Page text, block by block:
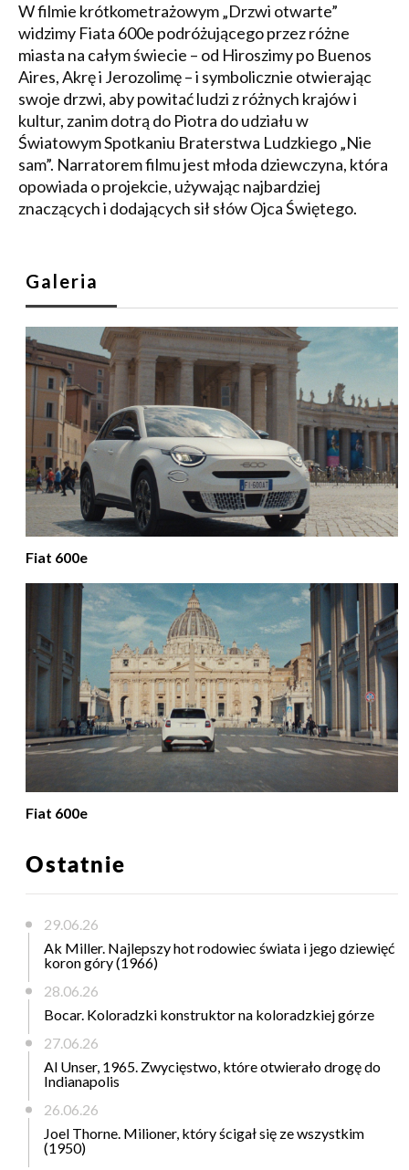
W filmie krótkometrażowym „Drzwi otwarte”
widzimy Fiata 600e podróżującego przez różne
miasta na całym świecie – od Hiroszimy po Buenos
Aires, Akrę i Jerozolimę – i symbolicznie otwierając
swoje drzwi, aby powitać ludzi z różnych krajów i
kultur, zanim dotrą do Piotra do udziału w
Światowym Spotkaniu Braterstwa Ludzkiego „Nie
sam”. Narratorem filmu jest młoda dziewczyna, która
opowiada o projekcie, używając najbardziej
znaczących i dodających sił słów Ojca Świętego.
Galeria
Fiat 600e
Fiat 600e
Ostatnie
29.06.26
Ak Miller. Najlepszy hot rodowiec świata i jego dziewięć
koron góry (1966)
28.06.26
Bocar. Koloradzki konstruktor na koloradzkiej górze
27.06.26
Al Unser, 1965. Zwycięstwo, które otwierało drogę do
Indianapolis
26.06.26
Joel Thorne. Milioner, który ścigał się ze wszystkim
(1950)